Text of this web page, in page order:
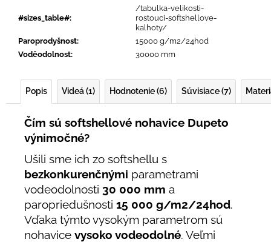
#sizes_table#:
/tabulka-velikosti-
rostouci-softshellove-
kalhoty/
Paroprodyšnost:
15000 g/m2/24hod
Voděodolnost: 30000 mm
Popis Videá (1) Hodnotenie (6) Súvisiace (7)
Čím sú softshellové nohavice Dupeto
výnimočné?
Ušili sme ich zo softshellu s
bezkonkurenčnými parametrami
vodeodolnosti 30 000 mm a
paropriedušnosti 15 000 g/m2/24hod.
Vďaka týmto vysokým parametrom sú
nohavice vysoko vodeodolné. Veľmi